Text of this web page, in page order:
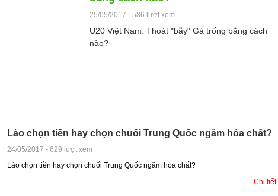
25/05/2017 - 586 lượt xem
U20 Việt Nam: Thoát "bẫy" Gà trống bằng cách
nào?
Lào chọn tiền hay chọn chuối Trung Quốc ngâm hóa chất?
24/05/2017 - 629 lượt xem
Lào chọn tiền hay chọn chuối Trung Quốc ngâm hóa chất?
Chi tiết